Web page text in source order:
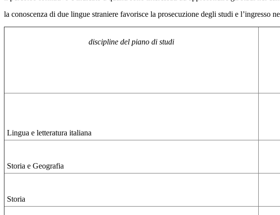
la conoscenza di due lingue straniere favorisce la prosecuzione degli studi e l’ingresso
discipline del piano di studi
Lingua e letteratura italiana
Storia e Geografia
Storia